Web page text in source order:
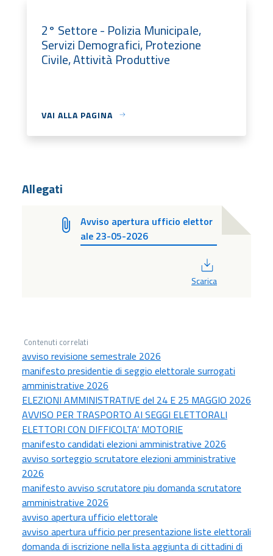
2° Settore - Polizia Municipale,
Servizi Demografici, Protezione
Civile, Attività Produttive
VAI ALLA PAGINA
Allegati
Avviso apertura ufficio elettor
ale 23-05-2026
Scarica
Contenuti correlati
avviso revisione semestrale 2026
manifesto presidentie di seggio elettorale surrogati
amministrative 2026
ELEZIONI AMMINISTRATIVE del 24 E 25 MAGGIO 2026
AVVISO PER TRASPORTO AI SEGGI ELETTORALI
ELETTORI CON DIFFICOLTA’ MOTORIE
manifesto candidati elezioni amministrative 2026
avviso sorteggio scrutatore elezioni amministrative
2026
manifesto avviso scrutatore piu domanda scrutatore
amministrative 2026
avviso apertura ufficio elettorale
avviso apertura ufficio per presentazione liste elettorali
domanda di iscrizione nella lista aggiunta di cittadini di